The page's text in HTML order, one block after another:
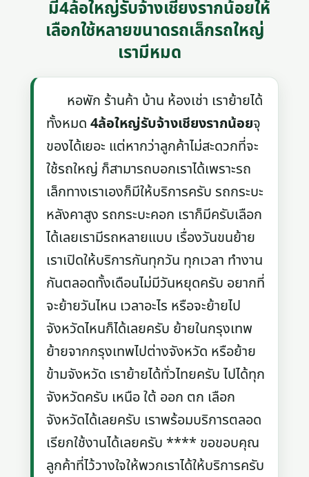
มี4ล้อใหญ่รับจ้างเชียงรากน้อยให้
เลือกใช้หลายขนาดรถเล็กรถใหญ่
เรามีหมด
หอพัก ร้านค้า บ้าน ห้องเช่า เราย้ายได้
ทั้งหมด4ล้อใหญ่รับจ้างเชียงรากน้อยจุ
ของได้เยอะ แต่หากว่าลูกค้าไม่สะดวกที่จะ
ใช้รถใหญ่ ก็สามารถบอกเราได้เพราะรถ
เล็กทางเราเองก็มีให้บริการครับ รถกระบะ
หลังคาสูง รถกระบะคอก เราก็มีครับเลือก
ได้เลยเรามีรถหลายแบบ เรื่องวันขนย้าย
เราเปิดให้บริการกันทุกวัน ทุกเวลา ทำงาน
กันตลอดทั้งเดือนไม่มีวันหยุดครับ อยากที่
จะย้ายวันไหน เวลาอะไร หรือจะย้ายไป
จังหวัดไหนก็ได้เลยครับ ย้ายในกรุงเทพ
ย้ายจากกรุงเทพไปต่างจังหวัด หรือย้าย
ข้ามจังหวัด เราย้ายได้ทั่วไทยครับ ไปได้ทุก
จังหวัดครับ เหนือ ใต้ ออก ตก เลือก
จังหวัดได้เลยครับ เราพร้อมบริการตลอด
เรียกใช้งานได้เลยครับ **** ขอขอบคุณ
ลูกค้าที่ไว้วางใจให้พวกเราได้ให้บริการครับ